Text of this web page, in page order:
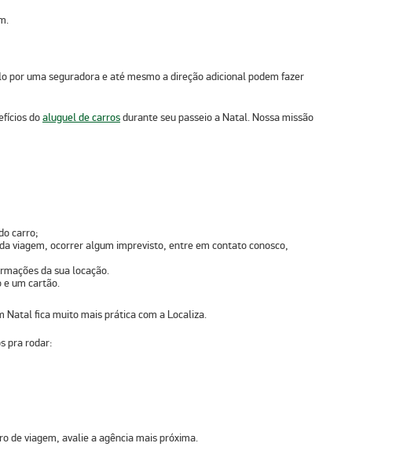
uma seguradora e até mesmo a direção adicional podem fazer
doaluguel de carrosdurante seu passeio a Natal. Nossa missão
carro;
viagem, ocorrer algum imprevisto, entre em contato conosco,
da sua locação.
e um cartão.
Natal fica muito mais prática com a Localiza.
pra rodar:
de viagem, avalie a agência mais próxima.